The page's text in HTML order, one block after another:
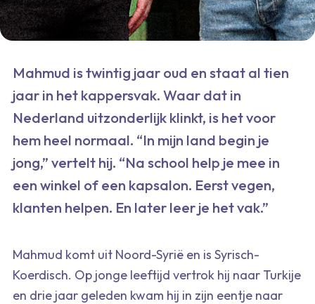
Mahmud is twintig jaar oud en staat al tien
jaar in het kappersvak. Waar dat in
Nederland uitzonderlijk klinkt, is het voor
hem heel normaal. “In mijn land begin je
jong,” vertelt hij. “Na school help je mee in
een winkel of een kapsalon. Eerst vegen,
klanten helpen. En later leer je het vak.”
Mahmud komt uit Noord-Syrië en is Syrisch-
Koerdisch. Op jonge leeftijd vertrok hij naar Turkije
en drie jaar geleden kwam hij in zijn eentje naar